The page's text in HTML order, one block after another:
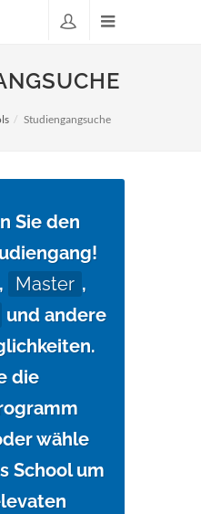
Studiengangsuche
Sie den
, Master ,
und andere
die
wähle
School um